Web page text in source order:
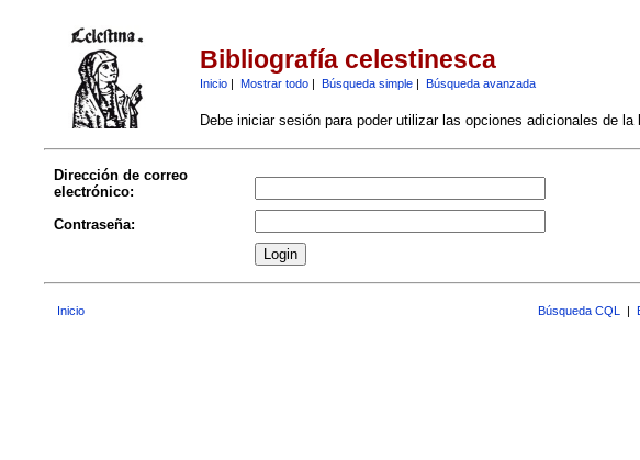
Bibliografía celestinesca
Inicio| Mostrar todo| Búsqueda simple| Búsqueda avanzada
Debe iniciar sesión para poder utilizar las opciones adicionales de la
Dirección de correo
electrónico:
Contraseña:
Inicio Búsqueda CQL |